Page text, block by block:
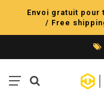
Envoi gratuit pour
/ Free